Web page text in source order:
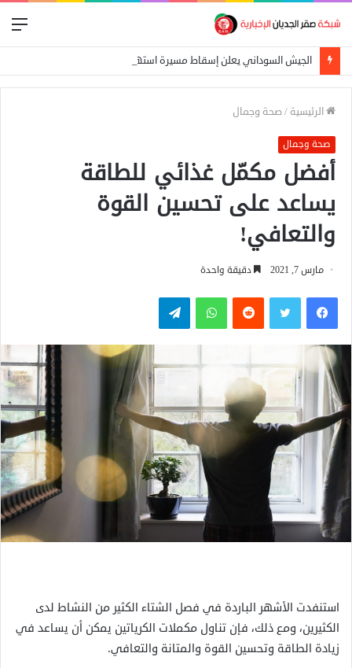
الرئيسية / صحة وجمال
صحة وجمال
أفضل مكمّل غذائي للطاقة
يساعد على تحسين القوة
والتعافي!
مارس 7, 2021 دقيقة واحدة
فيسبوكتويتر واتساب تيلقرام
استنفدت الأشهر الباردة في فصل الشتاء الكثير من النشاط لدى
الكثيرين، ومع ذلك، فإن تناول مكملات الكرياتين يمكن أن يساعد في
زيادة الطاقة وتحسين القوة والمتانة والتعافي.